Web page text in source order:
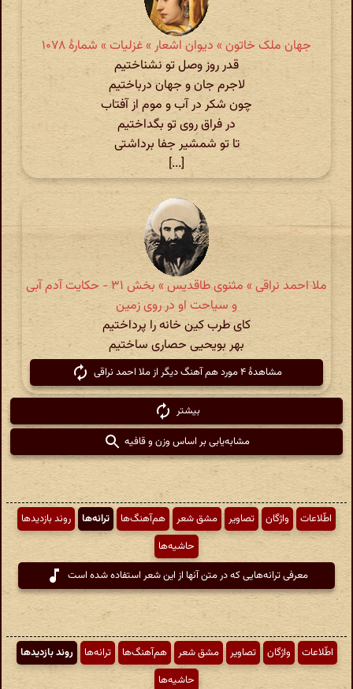
جهان ملک خاتون » دیوان اشعار » غزلیات » شمارهٔ ۱۰۷۸
قدر روز وصل تو نشناختیم
لاجرم جان و جهان درباختیم
چون شکر در آب و موم از آفتاب
در فراق روی تو بگداختیم
تا تو شمشیر جفا برداشتی
[...]
ملا احمد نراقی » مثنوی طاقدیس » بخش ۳۱ - حکایت آدم آبی
و سیاحت او در روی زمین
کای طرب کین خانه را پرداختیم
بهر بویحیی حصاری ساختیم
مشاهدهٔ ۴ مورد هم آهنگ دیگر از ملا احمد نراقی
بیشتر
مشابه‌یابی بر اساس وزن و قافیه
اطّلاعات واژگان تصاویر مشق شعر هم‌آهنگ‌ها ترانه‌ها
روند بازدیدها
حاشیه‌ها
معرفی ترانه‌هایی که در متن آنها از این شعر استفاده شده است
اطّلاعات واژگان تصاویر مشق شعر هم‌آهنگ‌ها ترانه‌ها
روند بازدیدها
حاشیه‌ها